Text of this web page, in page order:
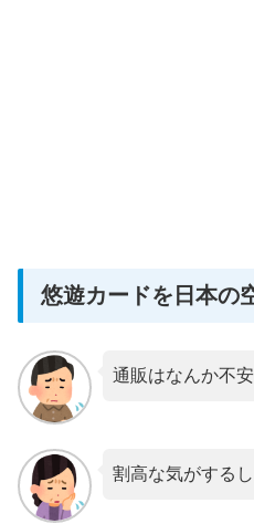
悠遊カードを日本の
通販はなんか不安
割高な気がする